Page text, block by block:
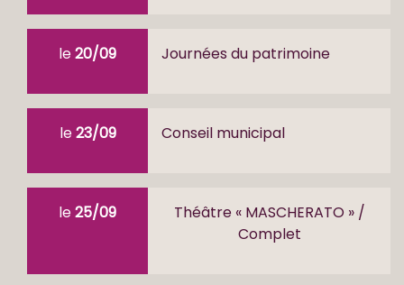
le20/09 Journées du patrimoine
le23/09 Conseil municipal
le25/09
Théâtre « MASCHERATO » /
Complet